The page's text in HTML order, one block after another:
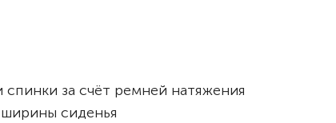
спинки за счёт ремней натяжения
ширины сиденья